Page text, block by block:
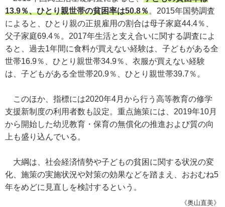
13.9％、ひとり親世帯の貧困率は50.8％。2015年国勢調査
によると、ひとり親の正規雇用の割合は母子家庭44.4％、
父子家庭69.4％。2017年生活と支え合いに関する調査によ
ると、過去1年間に食料が買えない経験は、子どもがある全
世帯16.9％、ひとり親世帯34.9％、衣服が買えない経験
は、子どもがある全世帯20.9％、ひとり親世帯39.7％。
このほか、指標には2020年4月から行う高等教育の修学
支援新制度の利用者数も設定。重点施策には、2019年10月
から開始した幼児教育・保育の無償化の推進および質の向
上も盛り込んでいる。
大綱は、社会経済情勢や子どもの貧困に関する状況の変
化、施策の実施状況や対策の効果などを踏まえ、おおむね5
年をめどに見直しを検討するという。
《奥山直美》